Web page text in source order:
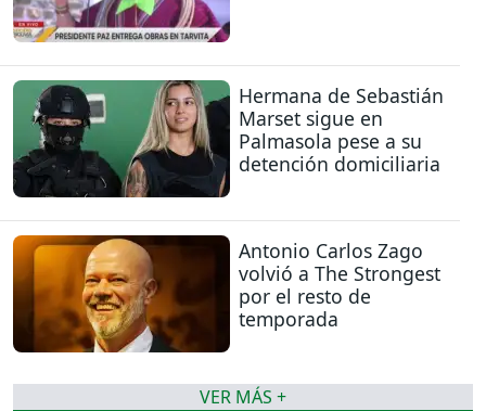
Hermana de Sebastián
Marset sigue en
Palmasola pese a su
detención domiciliaria
Antonio Carlos Zago
volvió a The Strongest
por el resto de
temporada
VER MÁS +